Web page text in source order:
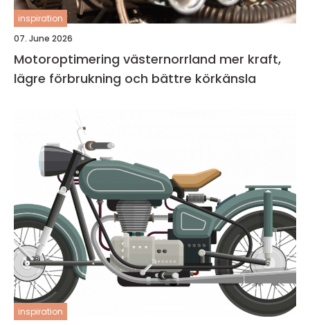
inspiration
07. June 2026
Motoroptimering västernorrland mer kraft,
lägre förbrukning och bättre körkänsla
inspiration